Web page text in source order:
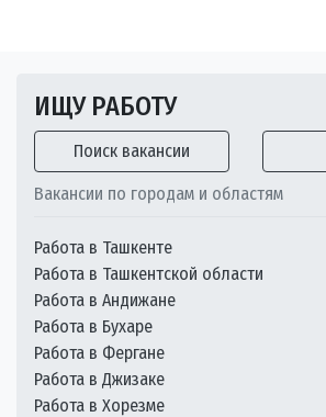
ИЩУ РАБОТУ
Поиск вакансии
Вакансии по городам и областям
Работа в Ташкенте
Работа в Ташкентской области
Работа в Андижане
Работа в Бухаре
Работа в Фергане
Работа в Джизаке
Работа в Хорезме